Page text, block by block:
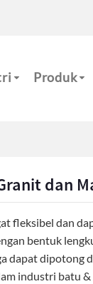
Produk
dan
fleksibel dan
bentuk
dapat dipotong
industri batu